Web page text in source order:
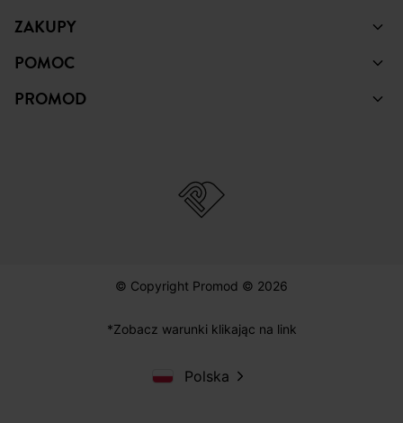
ZAKUPY
POMOC
PROMOD
© Copyright Promod © 2026
*Zobacz warunki klikając na link
Polska